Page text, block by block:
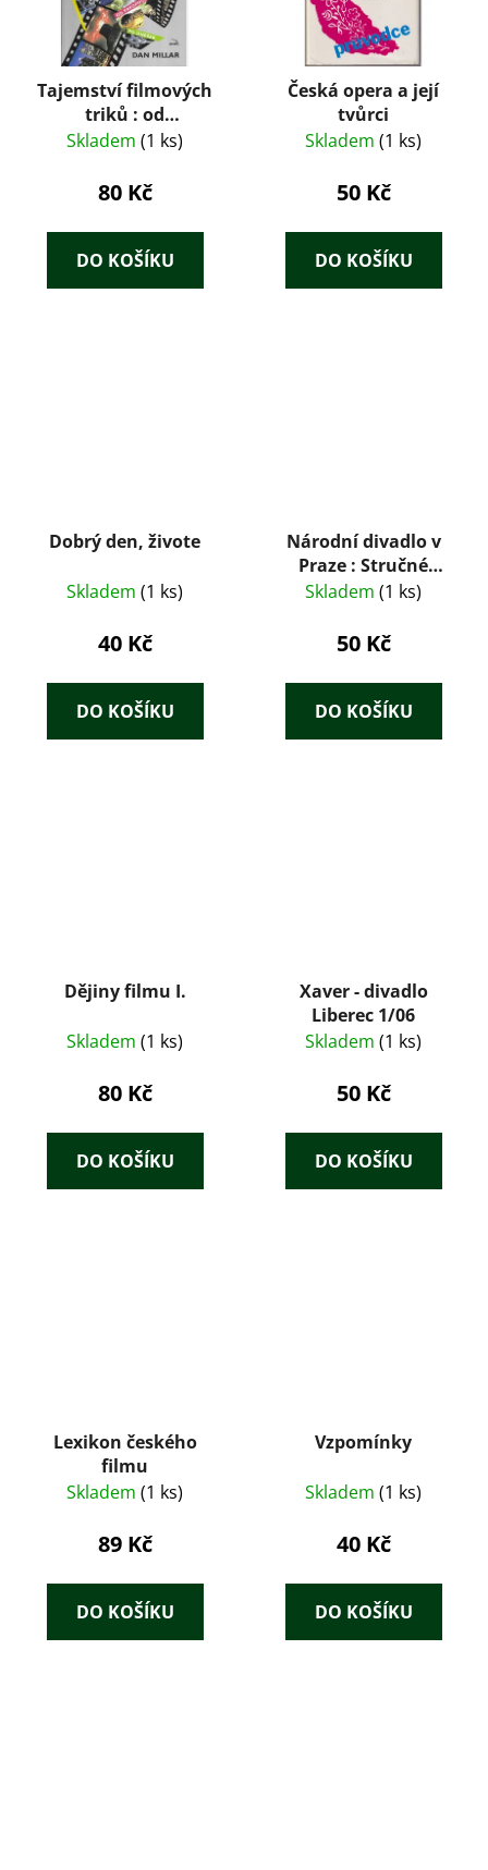
Tajemství filmových
triků : od
prvopočátků po
Skladem (1 ks)
80 Kč
DO KOŠÍKU
Česká opera a její
tvůrci
Skladem (1 ks)
50 Kč
DO KOŠÍKU
Dobrý den, živote
Skladem (1 ks)
40 Kč
DO KOŠÍKU
Národní divadlo v
Praze : Stručné
dějiny, budování a
budovou
Skladem (1 ks)
50 Kč
DO KOŠÍKU
Dějiny filmu I.
Skladem (1 ks)
80 Kč
DO KOŠÍKU
Xaver - divadlo
Liberec 1/06
Skladem (1 ks)
50 Kč
DO KOŠÍKU
Lexikon českého
filmu
Skladem (1 ks)
89 Kč
DO KOŠÍKU
Vzpomínky
Skladem (1 ks)
40 Kč
DO KOŠÍKU